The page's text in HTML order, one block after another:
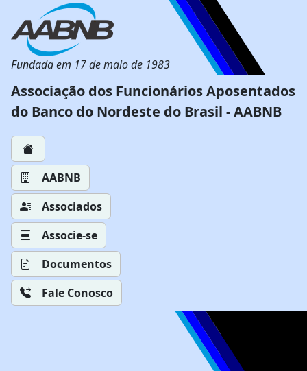
Fundada em 17 de maio de 1983
Associação dos Funcionários Aposentados
do Banco do Nordeste do Brasil - AABNB
AABNB
Associados
Associe-se
Documentos
Fale Conosco